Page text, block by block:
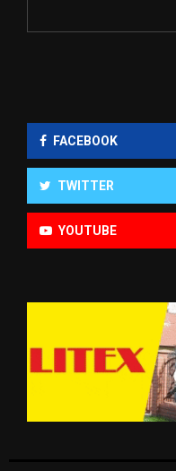
FACEBOOK
TWITTER
YOUTUBE